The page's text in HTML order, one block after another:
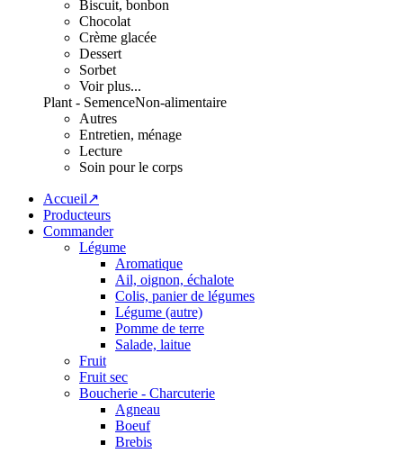
Biscuit, bonbon
Chocolat
Crème glacée
Dessert
Sorbet
Voir plus...
Plant - SemenceNon-alimentaire
Autres
Entretien, ménage
Lecture
Soin pour le corps
Accueil↗
Producteurs
Commander
Légume
Aromatique
Ail, oignon, échalote
Colis, panier de légumes
Légume (autre)
Pomme de terre
Salade, laitue
Fruit
Fruit sec
Boucherie - Charcuterie
Agneau
Boeuf
Brebis